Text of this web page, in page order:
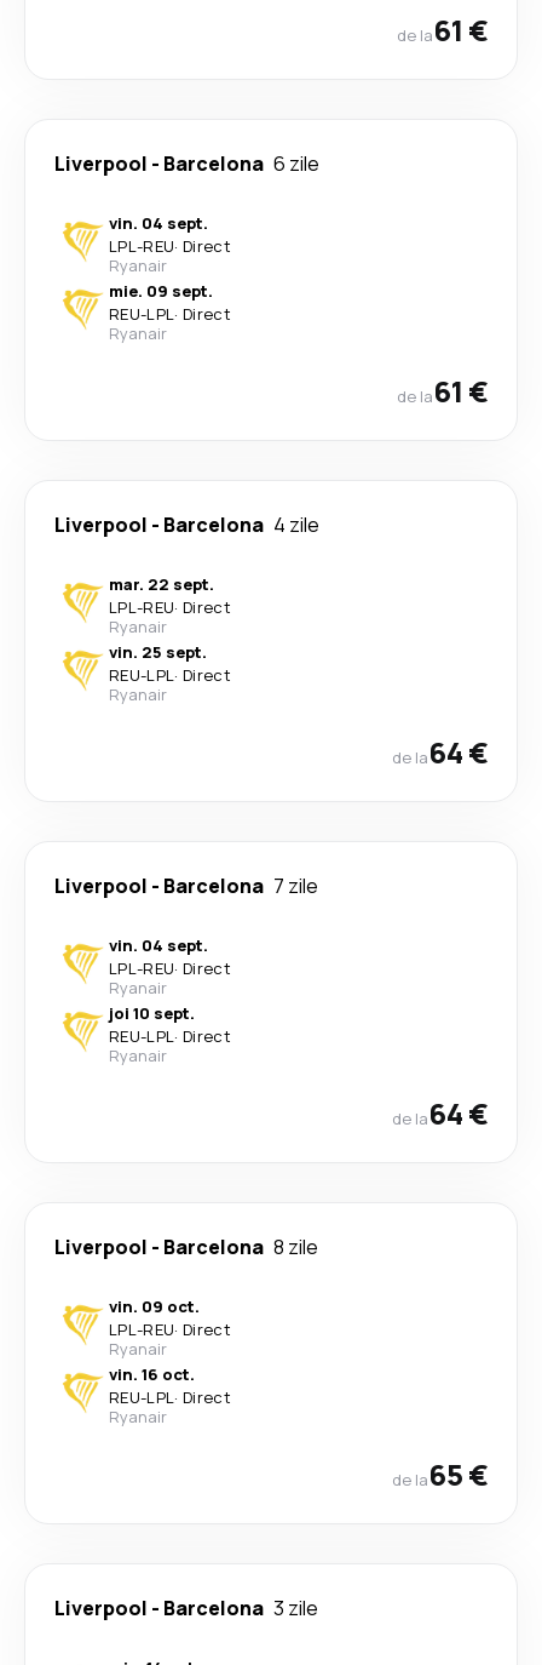
de la61 €
Liverpool - Barcelona 6 zile
vin. 04 sept.
LPL-REU· Direct
Ryanair
mie. 09 sept.
REU-LPL· Direct
Ryanair
de la61 €
Liverpool - Barcelona 4 zile
mar. 22 sept.
LPL-REU· Direct
Ryanair
vin. 25 sept.
REU-LPL· Direct
Ryanair
de la64 €
Liverpool - Barcelona 7 zile
vin. 04 sept.
LPL-REU· Direct
Ryanair
joi 10 sept.
REU-LPL· Direct
Ryanair
de la64 €
Liverpool - Barcelona 8 zile
vin. 09 oct.
LPL-REU· Direct
Ryanair
vin. 16 oct.
REU-LPL· Direct
Ryanair
de la65 €
Liverpool - Barcelona 3 zile